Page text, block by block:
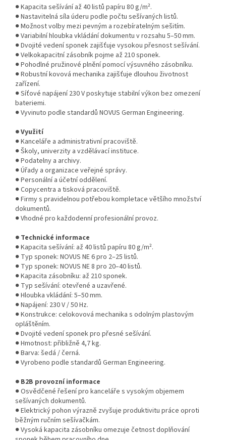
● Kapacita sešívání až 40 listů papíru 80 g/m².
● Nastavitelná síla úderu podle počtu sešívaných listů.
● Možnost volby mezi pevným a rozebíratelným sešitím.
● Variabilní hloubka vkládání dokumentu v rozsahu 5–50 mm.
● Dvojité vedení sponek zajišťuje vysokou přesnost sešívání.
● Velkokapacitní zásobník pojme až 210 sponek.
● Pohodlné pružinové plnění pomocí výsuvného zásobníku.
● Robustní kovová mechanika zajišťuje dlouhou životnost
zařízení.
● Síťové napájení 230 V poskytuje stabilní výkon bez omezení
bateriemi.
● Vyvinuto podle standardů NOVUS German Engineering.
● Využití
● Kanceláře a administrativní pracoviště.
● Školy, univerzity a vzdělávací instituce.
● Podatelny a archivy.
● Úřady a organizace veřejné správy.
● Personální a účetní oddělení.
● Copycentra a tisková pracoviště.
● Firmy s pravidelnou potřebou kompletace většího množství
dokumentů.
● Vhodné pro každodenní profesionální provoz.
● Technické informace
● Kapacita sešívání: až 40 listů papíru 80 g/m².
● Typ sponek: NOVUS NE 6 pro 2–25 listů.
● Typ sponek: NOVUS NE 8 pro 20–40 listů.
● Kapacita zásobníku: až 210 sponek.
● Typ sešívání: otevřené a uzavřené.
● Hloubka vkládání: 5–50 mm.
● Napájení: 230 V / 50 Hz.
● Konstrukce: celokovová mechanika s odolným plastovým
opláštěním.
● Dvojité vedení sponek pro přesné sešívání.
● Hmotnost: přibližně 4,7 kg.
● Barva: šedá / černá.
● Vyrobeno podle standardů German Engineering.
● B2B provozní informace
● Osvědčené řešení pro kanceláře s vysokým objemem
sešívaných dokumentů.
● Elektrický pohon výrazně zvyšuje produktivitu práce oproti
běžným ručním sešívačkám.
● Vysoká kapacita zásobníku omezuje četnost doplňování